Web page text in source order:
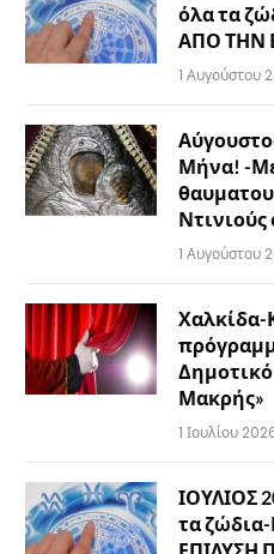
όλα τα
ΑΠΟ ΤΗΝ
1 Αυγούστου
Μήνα! -
Ντινιούς
1 Αυγούστου
Χαλκίδα-
Μακρής»
1 Ιουλίου
ΙΟΥΛΙΟΣ
τα